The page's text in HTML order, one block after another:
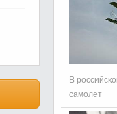
В
самолет